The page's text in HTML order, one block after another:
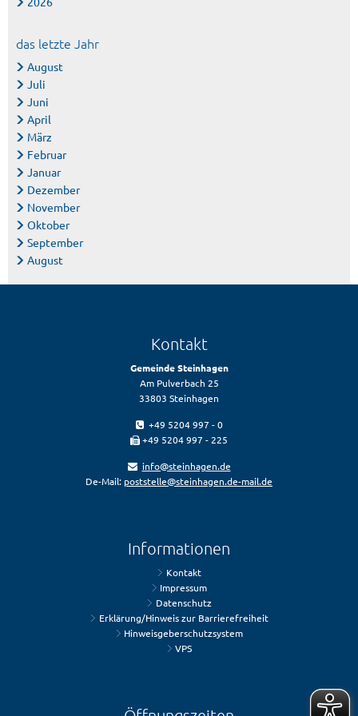
das letzte Jahr
August
Juli
Juni
April
März
Februar
Januar
Dezember
November
Oktober
September
August
Kontakt
Gemeinde Steinhagen
Am Pulverbach 25
33803 Steinhagen
+49 5204 997 - 0
+49 5204 997 - 225
info@steinhagen.de
De-Mail: poststelle@steinhagen.de-mail.de
Informationen
Kontakt
Impressum
Datenschutz
Erklärung/Hinweis zur Barrierefreiheit
Hinweisgeberschutzsystem
VPS